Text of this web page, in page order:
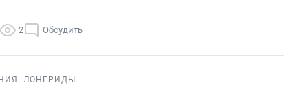
2 Обсудить
ЛОНГРИДЫ